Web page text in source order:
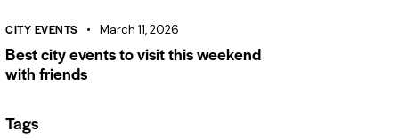
CITY EVENTS March 11, 2026
Best city events to visit this weekend
with friends
Tags